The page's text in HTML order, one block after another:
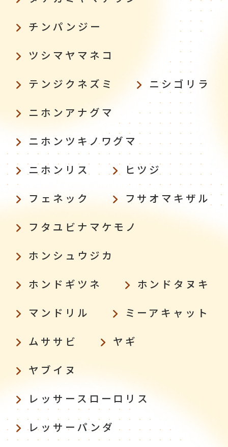
チンパンジー
ツシマヤマネコ
テンジクネズミ
ニシゴリラ
ニホンアナグマ
ニホンツキノワグマ
ニホンリス
ヒツジ
フェネック
フサオマキザル
フタユビナマケモノ
ホンシュウジカ
ホンドギツネ
ホンドタヌキ
マンドリル
ミーアキャット
ムササビ
ヤギ
ヤブイヌ
レッサースローロリス
レッサーパンダ